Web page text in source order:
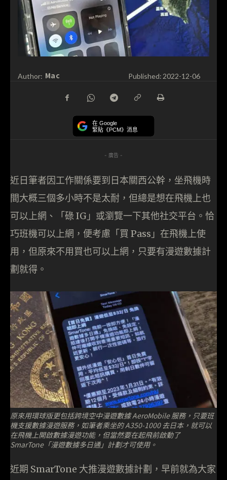
Author: Mac Published: 2022-12-06
在 Google
緊貼《PCM》消息
- 廣告 -
近日筆者因工作關係要到日本關西公幹，坐飛機時
間大概三個多小時不是太耐，但總是想在飛機上也
可以上網、「碌 IG」或瀏覽一下其他社交平台。恰
巧班機可以上網，便考慮「買 Pass」在飛機上使
用，但原來不用買也可以上網，只要有漫遊數據計
劃就得。
原來用環球版更包括跨境空中漫遊數據 AeroMobile 服務，只要班
機支援數據漫遊服務，如筆者乘坐的 A350-1000 去日本，就可以
在飛機上開啟數據漫遊功能，但當然要在起飛前啟動了
SmarTone「漫遊數據多日通」計劃才可使用。
近期 SmarTone 大推漫遊數據計劃，早前就為大家